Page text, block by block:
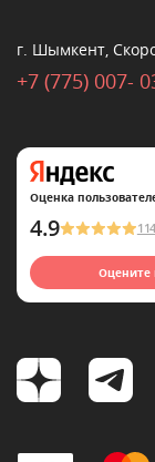
г. Шымкент,
+7 (775) 007-
Оценка
4.9
Оцените